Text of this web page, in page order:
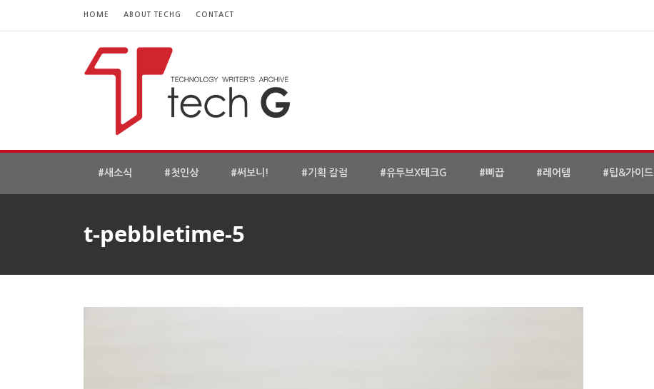
HOME ABOUT TECHG CONTACT
#새소식 #첫인상 #써보니! #기획 칼럼 #유투브X테크G #삐끕 #레어템 #팁&가이드
t-pebbletime-5